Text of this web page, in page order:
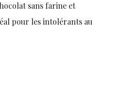
sans farine et
pour les intolérants au